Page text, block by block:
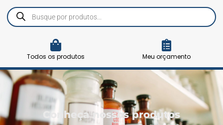
Pesquisar
produtos
Todos os produtos Meu orçamento
Conheça nossos produtos